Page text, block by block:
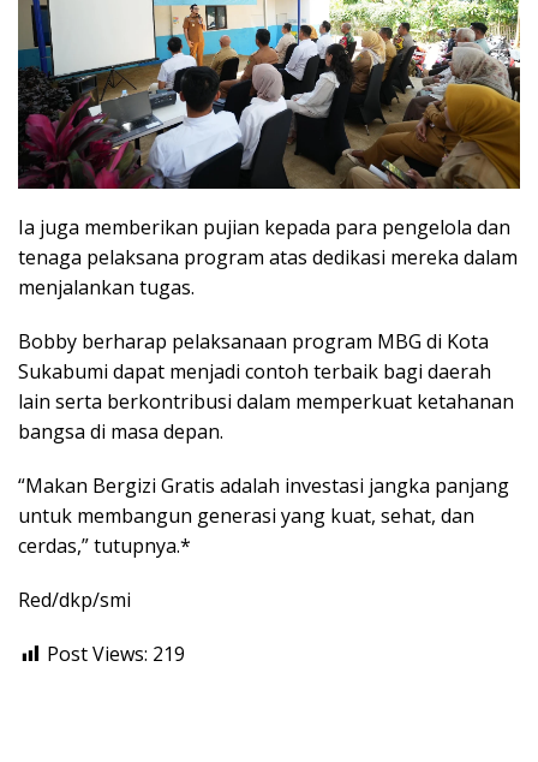
Ia juga memberikan pujian kepada para pengelola dan
tenaga pelaksana program atas dedikasi mereka dalam
menjalankan tugas.
Bobby berharap pelaksanaan program MBG di Kota
Sukabumi dapat menjadi contoh terbaik bagi daerah
lain serta berkontribusi dalam memperkuat ketahanan
bangsa di masa depan.
“Makan Bergizi Gratis adalah investasi jangka panjang
untuk membangun generasi yang kuat, sehat, dan
cerdas,” tutupnya.*
Red/dkp/smi
Post Views: 219